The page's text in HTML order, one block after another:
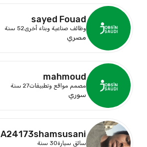
sayed Fouad
وظائف صناعية وبناء أخرى52 سنة
مصري
mahmoud
مصمم مواقع وتطبيقات27 سنة
سوري
A24173shamsusani
سائق سيارة30 سنة